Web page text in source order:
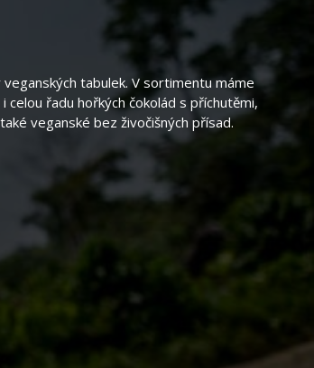
tabulek. V sortimentu máme
celou řadu hořkých čokolád s příchutěmi,
veganské bez živočišných přísad.